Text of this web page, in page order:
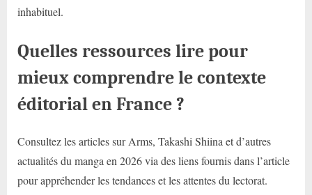
inhabituel.
Quelles ressources lire pour
mieux comprendre le contexte
éditorial en France ?
Consultez les articles sur Arms, Takashi Shiina et d’autres
actualités du manga en 2026 via des liens fournis dans l’article
pour appréhender les tendances et les attentes du lectorat.